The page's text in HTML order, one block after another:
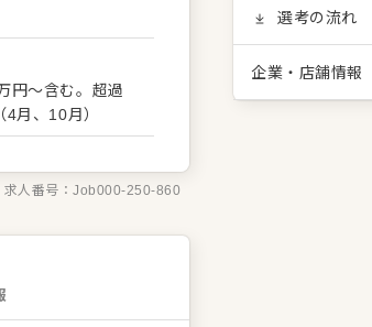
は、お客様の目
ング）計画、ス
いくつ発注する
の手で繁盛店
を活かしなが
円～含む。超過
4月、10月）
求人番号：Job000-250-860
選考の流れ
企業・店舗情報